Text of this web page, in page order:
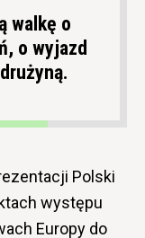
walkę o
o wyjazd
Polski
występu
Europy do